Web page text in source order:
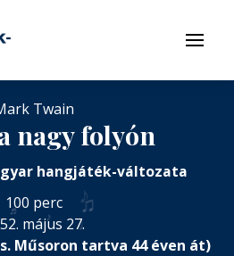
Menü
♪
♩
♫
♪
♬
Twain
nagy folyón
hangjáték-változata
100 perc
május 27.
Műsoron tartva 44 éven át)